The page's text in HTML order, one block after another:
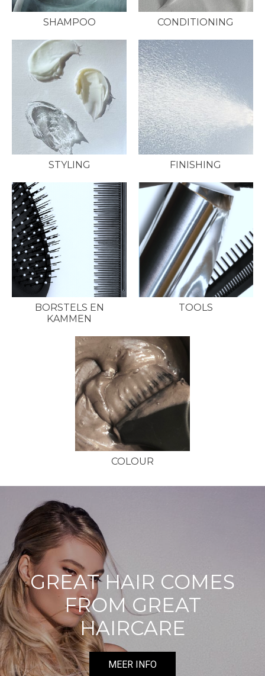
SHAMPOO CONDITIONING
STYLING FINISHING
BORSTELS EN
KAMMEN
TOOLS
COLOUR
GREAT HAIR COMES
FROM GREAT
HAIRCARE
MEER INFO